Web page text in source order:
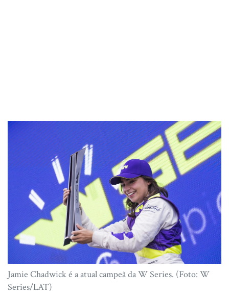
Jamie Chadwick é a atual campeã da W Series. (Foto: W
Series/LAT)